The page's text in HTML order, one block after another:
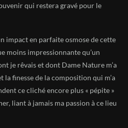
qui restera gravé pour le
impact en parfaite osmose de cette
moins impressionnante qu’un
je rêvais et dont Dame Nature m’a
la finesse de la composition qui m’a
ce cliché encore plus « pépite »
liant à jamais ma passion à ce lieu